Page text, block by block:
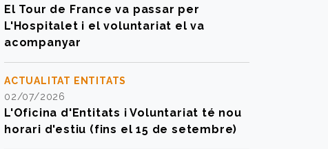
El Tour de France va passar per
L'Hospitalet i el voluntariat el va
acompanyar
ACTUALITAT ENTITATS
02/07/2026
L'Oficina d'Entitats i Voluntariat té nou
horari d'estiu (fins el 15 de setembre)